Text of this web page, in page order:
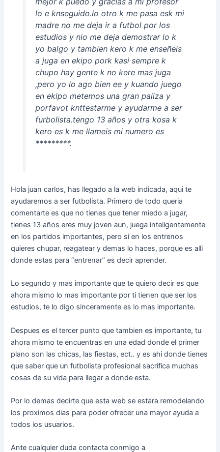
lo e knseguido.lo otro k me pasa esk mi
madre no me deja ir a futbol por los
estudios y nio me deja demostrar lo k
yo balgo y tambien kero k me enseñeis
a juga en ekipo pork kasi sempre k
chupo hay gente k no kere mas juga
,pero yo lo ago bien ee y kuando juego
en ekipo metemos una gran paliza y
porfavot knttestarme y ayudarme a ser
furbolista.tengo 13 años y otra kosa k
kero es k me llameis mi numero es
*********.
Hola juan carlos, has llegado a la web indicada, aqui te
ayudaremos a ser futbolista. Primero de todo queria
comentarte es que no tienes que tener miedo a jugar,
tienes 13 años eres muy joven aun, juega inteligentemente
en los partidos importantes, pero si en los entrenos
quieres chupar, reagatear y demas lo haces, porque es alli
donde estas para “entrenar” es decir aprender.
Lo segundo y mas importante que te quiero decir es que
ahora mismo lo mas importante por ti tienen que ser los
estudios, te lo digo sinceramente es lo mas importante.
Despues es el tercer punto que tambien es importante, tu
ahora mismo te encuentras en una edad donde el primer
plano son las chicas, las fiestas, ect.. y es ahi donde tienes
que saber que un futbolista profesional sacrifica muchas
cosas de su vida para llegar a donde esta.
Por lo demas decirte que esta web se estara remodelando
los proximos dias para poder ofrecer una mayor ayuda a
todos los usuarios.
Ante cualquier duda contacta conmigo a